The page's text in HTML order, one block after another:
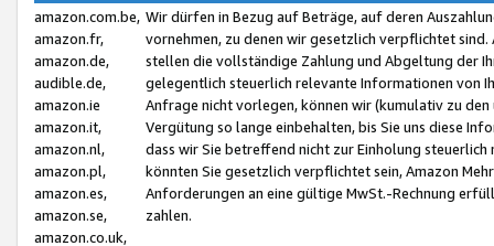
amazon.com.be,
amazon.fr,
amazon.de,
audible.de,
amazon.ie
amazon.it,
amazon.nl,
amazon.pl,
amazon.es,
amazon.se,
amazon.co.uk,
Wir dürfen in Bezug auf Beträge, auf deren
vornehmen, zu denen wir gesetzlich verpflichtet
stellen die vollständige Zahlung und Abgeltung der
gelegentlich steuerlich relevante Informationen von
Anfrage nicht vorlegen, können wir (kumulativ zu
Vergütung so lange einbehalten, bis Sie uns diese
dass wir Sie betreffend nicht zur Einholung
könnten Sie gesetzlich verpflichtet sein, Amazon
Anforderungen an eine gültige MwSt.-Rechnung
zahlen.